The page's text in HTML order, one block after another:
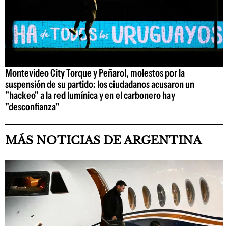
Montevideo City Torque y Peñarol, molestos por la
suspensión de su partido: los ciudadanos acusaron un
"hackeo" a la red lumínica y en el carbonero hay
"desconfianza"
MÁS NOTICIAS DE ARGENTINA